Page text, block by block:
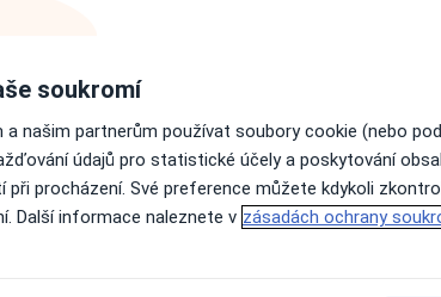
Online rezervace termínu není k
Rezervovat termín
soukromí
a našim partnerům používat soubory cookie (nebo
údajů pro statistické účely a poskytování
při procházení. Své preference můžete kdykoli
Další informace naleznete v zásadách ochrany